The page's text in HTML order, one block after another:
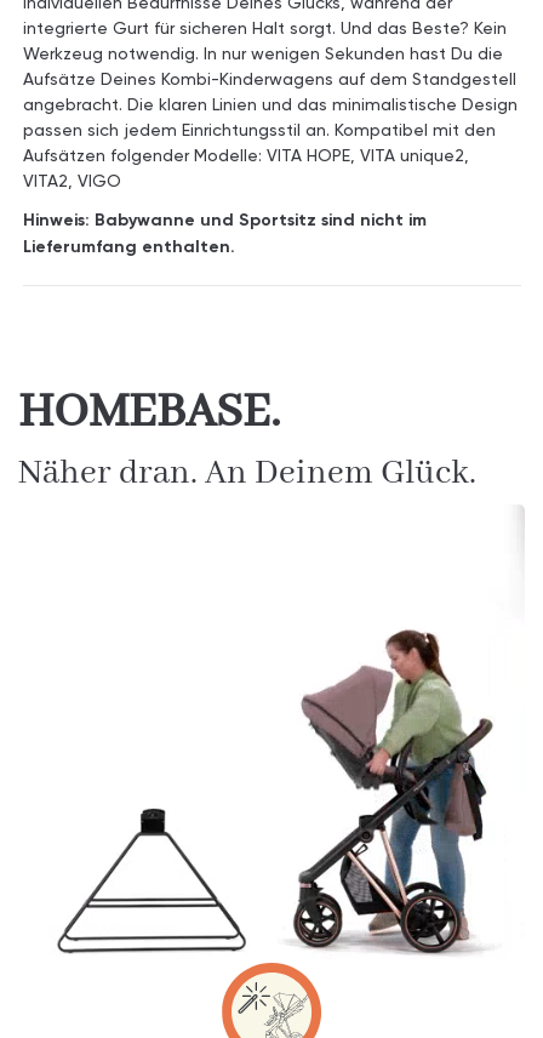
integrierte Gurt für sicheren Halt sorgt. Und das Beste? Kein
Werkzeug notwendig. In nur wenigen Sekunden hast Du die
Aufsätze Deines Kombi-Kinderwagens auf dem Standgestell
angebracht. Die klaren Linien und das minimalistische Design
passen sich jedem Einrichtungsstil an. Kompatibel mit den
Aufsätzen folgender Modelle: VITA HOPE, VITA unique2,
VITA2, VIGO
Hinweis: Babywanne und Sportsitz sind nicht im
Lieferumfang enthalten.
HOMEBASE.
Näher dran. An Deinem Glück.